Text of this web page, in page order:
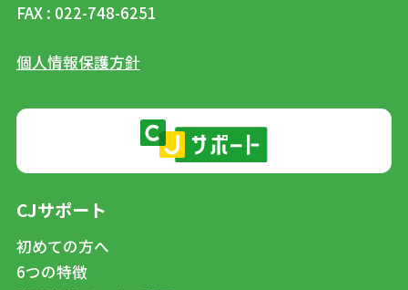
FAX : 022-748-6251
個人情報保護方針
CJサポート
初めての方へ
6つの特徴